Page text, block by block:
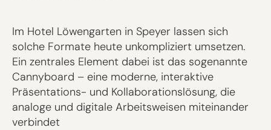
Im Hotel Löwengarten in Speyer lassen sich
solche Formate heute unkompliziert umsetzen.
Ein zentrales Element dabei ist das sogenannte
Cannyboard – eine moderne, interaktive
Präsentations- und Kollaborationslösung, die
analoge und digitale Arbeitsweisen miteinander
verbindet